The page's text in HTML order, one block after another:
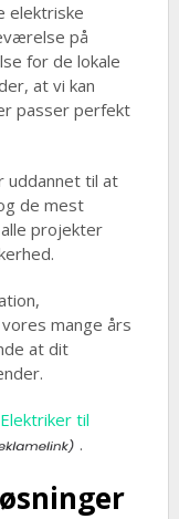
elektriske
på
for de lokale
at vi kan
passer perfekt
uddannet til at
de mest
projekter
mange års
at dit
Elektriker til
.